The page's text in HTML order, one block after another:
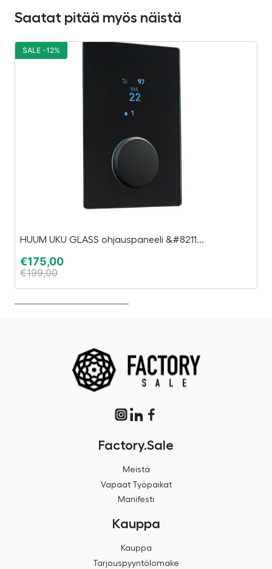
Saatat pitää myös näistä
HUUM UKU GLASS ohjauspaneeli &#8211...
€175,00
€199,00
SALE -12%
Factory.Sale
Meistä
Vapaat Työpaikat
Manifesti
Kauppa
Kauppa
Tarjouspyyntölomake